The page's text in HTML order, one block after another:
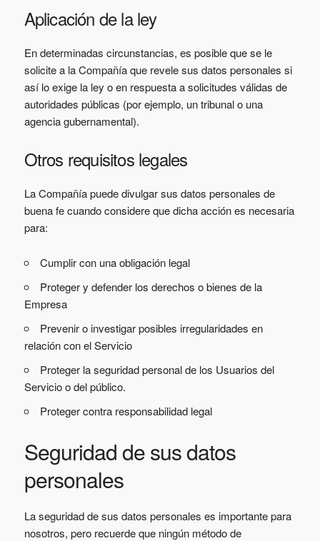
Aplicación de la ley
En determinadas circunstancias, es posible que se le
solicite a la Compañía que revele sus datos personales si
así lo exige la ley o en respuesta a solicitudes válidas de
autoridades públicas (por ejemplo, un tribunal o una
agencia gubernamental).
Otros requisitos legales
La Compañía puede divulgar sus datos personales de
buena fe cuando considere que dicha acción es necesaria
para:
Cumplir con una obligación legal
Proteger y defender los derechos o bienes de la
Empresa
Prevenir o investigar posibles irregularidades en
relación con el Servicio
Proteger la seguridad personal de los Usuarios del
Servicio o del público.
Proteger contra responsabilidad legal
Seguridad de sus datos
personales
La seguridad de sus datos personales es importante para
nosotros, pero recuerde que ningún método de